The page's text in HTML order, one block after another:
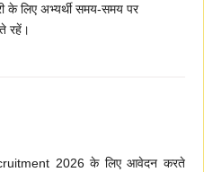
के लिए अभ्यर्थी समय-समय पर
रहें।
2026 के लिए आवेदन करते